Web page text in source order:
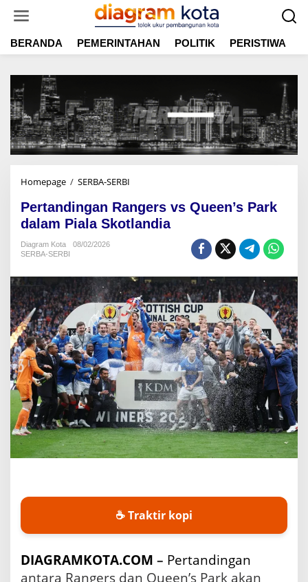
t
BERANDA PEMERINTAHAN POLITIK PERISTIWA
Homepage / SERBA-SERBI
r
t
n
g
a
n
R
a
n
g
s
v
s
Q
e
'
s
a
r
Pertandingan Rangers vs Queen’s Park
dalam Piala Skotlandia
Diagram Kota
08/02/2026
SERBA-SERBI
☕ Traktir kopi
DIAGRAMKOTA.COM – Pertandingan
antara Rangers dan Queen’s Park akan